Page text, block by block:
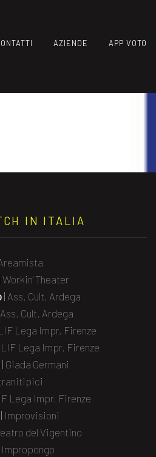
AZIENDE APP VOTO
IN ITALIA
Workin' Theater
| Ass. Cult. Ardega
Ass. Cult. Ardega
Lega Impr. Firenze
LIF Lega Impr. Firenze
| Giada Germani
Lega Impr. Firenze
| Improvisioni
del Vigentino
Impropongo